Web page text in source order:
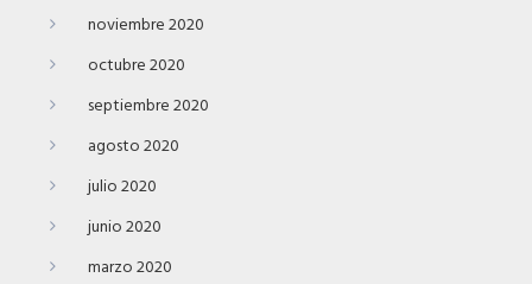
noviembre 2020
octubre 2020
septiembre 2020
agosto 2020
julio 2020
junio 2020
marzo 2020